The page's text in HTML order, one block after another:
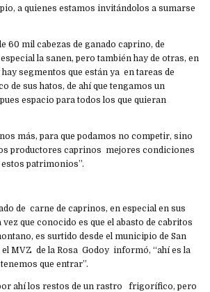
a quienes estamos invitándolos a sumarse
60 mil cabezas de ganado caprino, de
la sanen, pero también hay de otras, en
segmentos que están ya en tareas de
de sus hatos, de ahí que tengamos un
espacio para todos los que quieran
más, para que podamos no competir, sino
productores caprinos mejores condiciones
patrimonios”.
de carne de caprinos, en especial en sus
que conocido es que el abasto de cabritos
es surtido desde el municipio de San
MVZ de la Rosa Godoy informó, “ahí es la
que entrar”.
ahí los restos de un rastro frigorífico, pero